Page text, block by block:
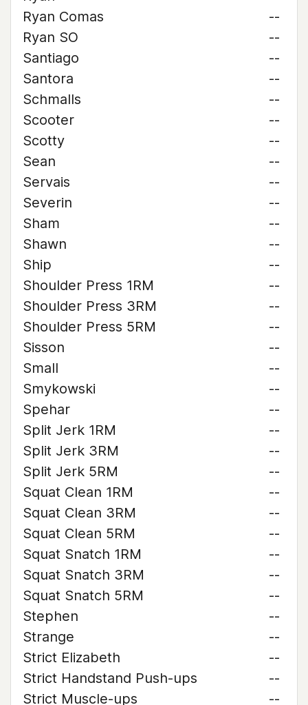
Ryan Comas
--
Ryan SO
--
Santiago
--
Santora
--
Schmalls
--
Scooter
--
Scotty
--
Sean
--
Servais
--
Severin
--
Sham
--
Shawn
--
Ship
--
Shoulder Press 1RM
--
Shoulder Press 3RM
--
Shoulder Press 5RM
--
Sisson
--
Small
--
Smykowski
--
Spehar
--
Split Jerk 1RM
--
Split Jerk 3RM
--
Split Jerk 5RM
--
Squat Clean 1RM
--
Squat Clean 3RM
--
Squat Clean 5RM
--
Squat Snatch 1RM
--
Squat Snatch 3RM
--
Squat Snatch 5RM
--
Stephen
--
Strange
--
Strict Elizabeth
--
Strict Handstand Push-ups
--
Strict Muscle-ups
--